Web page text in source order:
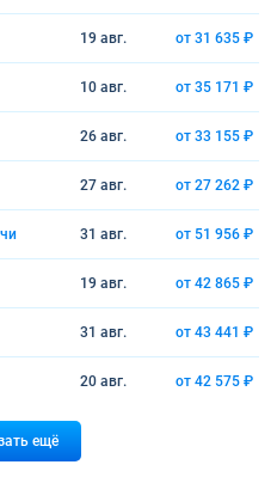
19 авг. от 31 635 ₽
10 авг. от 35 171 ₽
26 авг. от 33 155 ₽
27 авг. от 27 262 ₽
31 авг. от 51 956 ₽
19 авг. от 42 865 ₽
31 авг. от 43 441 ₽
20 авг. от 42 575 ₽
ещё